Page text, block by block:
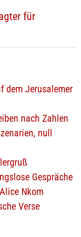
für
dem Jerusalemer
nach Zahlen
null
Gespräche
Nkom
Verse